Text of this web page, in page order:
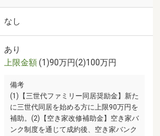
なし
あり
上限金額(1)90万円(2)100万円
備考
(1)【三世代ファミリー同居奨励金】新た
に三世代同居を始める方に上限90万円を
補助。(2)【空き家改修補助金】空き家バ
ンク制度を通じて成約後、空き家バンク